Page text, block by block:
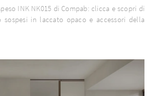
INK NK015 di Compab: clicca e scopri di
in laccato opaco e accessori della